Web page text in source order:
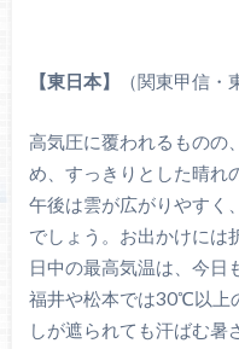
【東日本】 （関東甲信・
高気圧に覆われるものの
め、すっきりとした晴れ
午後は雲が広がりやすく
でしょう。お出かけには
日中の最高気温は、今日
福井や松本では30℃以上
しが遮られても汗ばむ暑